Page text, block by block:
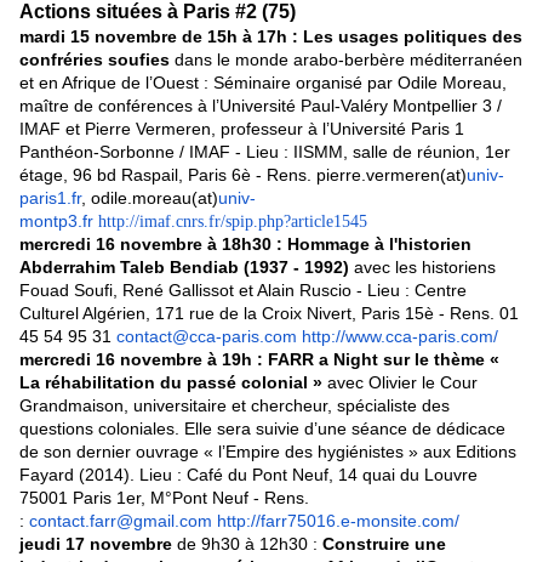
Actions situées à Paris #2 (75)
mardi 15 novembre de 15h à 17h : Les usages politiques des
confréries soufies dans le monde arabo-berbère méditerranéen
et en Afrique de l’Ouest : Séminaire organisé par Odile Moreau,
maître de conférences à l’Université Paul-Valéry Montpellier 3 /
IMAF et Pierre Vermeren, professeur à l’Université Paris 1
Panthéon-Sorbonne / IMAF - Lieu : IISMM, salle de réunion, 1er
étage, 96 bd Raspail, Paris 6è - Rens. pierre.vermeren(at)univ-
paris1.fr, odile.moreau(at)univ-
montp3.fr http://imaf.cnrs.fr/spip.php?article1545
mercredi 16 novembre à 18h30 : Hommage à l'historien
Abderrahim Taleb Bendiab (1937 - 1992) avec les historiens
Fouad Soufi, René Gallissot et Alain Ruscio - Lieu : Centre
Culturel Algérien, 171 rue de la Croix Nivert, Paris 15è - Rens. 01
45 54 95 31 contact@cca-paris.com http://www.cca-paris.com/
mercredi 16 novembre à 19h : FARR a Night sur le thème «
La réhabilitation du passé colonial » avec Olivier le Cour
Grandmaison, universitaire et chercheur, spécialiste des
questions coloniales. Elle sera suivie d’une séance de dédicace
de son dernier ouvrage « l’Empire des hygiénistes » aux Editions
Fayard (2014). Lieu : Café du Pont Neuf, 14 quai du Louvre
75001 Paris 1er, M°Pont Neuf - Rens.
: contact.farr@gmail.com http://farr75016.e-monsite.com/
jeudi 17 novembre de 9h30 à 12h30 : Construire une